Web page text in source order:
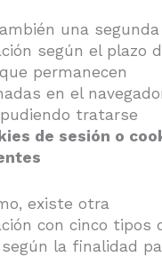
una segunda
según el plazo
permanecen
en el
tratarse
de sesión o
existe otra
con cinco tipos
la finalidad